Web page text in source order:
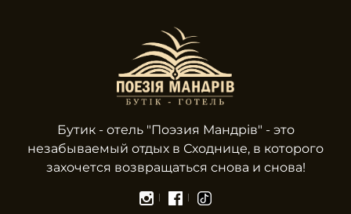
Бутик - отель "Поэзия Мандрів" - это
незабываемый отдых в Сходнице, в которого
захочется возвращаться снова и снова!